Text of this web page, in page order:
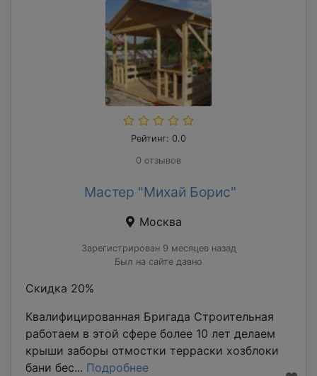
Рейтинг: 0.0
0 отзывов
Мастер "Михай Борис"
Москва
Зарегистрирован 9 месяцев назад
Был на сайте давно
Скидка 20%
Квалифицированная Бригада Строительная
работаем в этой сфере более 10 лет делаем
крыши заборы отмостки терраски хозблоки
бани бес... Подробнее